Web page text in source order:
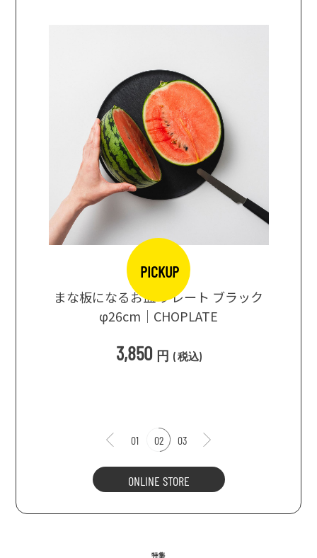
PICKUP
まな板になるお皿 プレート ブラック
φ26cm｜CHOPLATE
3,850 円 (税込)
01 02 03
ONLINE STORE
特集